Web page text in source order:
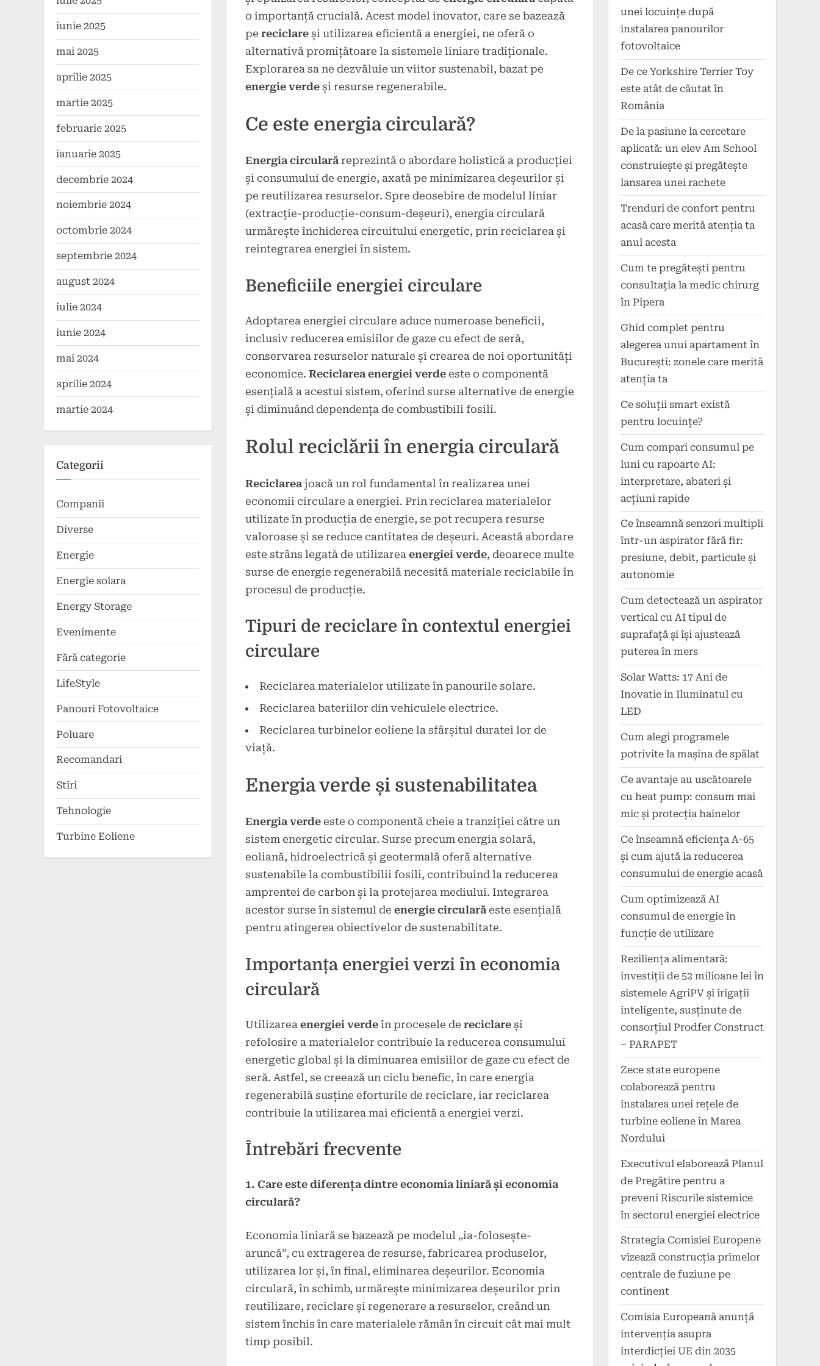
on
decembrie
2024
o importanță crucială. Acest model inovator, care se bazează
pe reciclare și utilizarea eficientă a energiei, ne oferă o
alternativă promițătoare la sistemele liniare tradiționale.
Explorarea sa ne dezvăluie un viitor sustenabil, bazat pe
energie verde și resurse regenerabile.
Ce este energia circulară?
Energia circulară reprezintă o abordare holistică a producției
și consumului de energie, axată pe minimizarea deșeurilor și
pe reutilizarea resurselor. Spre deosebire de modelul liniar
(extracție-producție-consum-deșeuri), energia circulară
urmărește închiderea circuitului energetic, prin reciclarea și
reintegrarea energiei în sistem.
Beneficiile energiei circulare
Adoptarea energiei circulare aduce numeroase beneficii,
inclusiv reducerea emisiilor de gaze cu efect de seră,
conservarea resurselor naturale și crearea de noi oportunități
economice. Reciclarea energiei verde este o componentă
esențială a acestui sistem, oferind surse alternative de energie
și diminuând dependența de combustibili fosili.
Rolul reciclării în energia circulară
Reciclarea joacă un rol fundamental în realizarea unei
economii circulare a energiei. Prin reciclarea materialelor
utilizate în producția de energie, se pot recupera resurse
valoroase și se reduce cantitatea de deșeuri. Această abordare
este strâns legată de utilizarea energiei verde, deoarece multe
surse de energie regenerabilă necesită materiale reciclabile în
procesul de producție.
Tipuri de reciclare în contextul energiei
circulare
Reciclarea materialelor utilizate în panourile solare.
Reciclarea bateriilor din vehiculele electrice.
Reciclarea turbinelor eoliene la sfârșitul duratei lor de
viață.
Energia verde și sustenabilitatea
Energia verde este o componentă cheie a tranziției către un
sistem energetic circular. Surse precum energia solară,
eoliană, hidroelectrică și geotermală oferă alternative
sustenabile la combustibilii fosili, contribuind la reducerea
amprentei de carbon și la protejarea mediului. Integrarea
acestor surse în sistemul de energie circulară este esențială
pentru atingerea obiectivelor de sustenabilitate.
Importanța energiei verzi în economia
circulară
Utilizarea energiei verde în procesele de reciclare și
refolosire a materialelor contribuie la reducerea consumului
energetic global și la diminuarea emisiilor de gaze cu efect de
seră. Astfel, se creează un ciclu benefic, în care energia
regenerabilă susține eforturile de reciclare, iar reciclarea
contribuie la utilizarea mai eficientă a energiei verzi.
Întrebări frecvente
1. Care este diferența dintre economia liniară și economia
circulară?
Economia liniară se bazează pe modelul „ia-folosește-
aruncă”, cu extragerea de resurse, fabricarea produselor,
utilizarea lor și, în final, eliminarea deșeurilor. Economia
circulară, în schimb, urmărește minimizarea deșeurilor prin
reutilizare, reciclare și regenerare a resurselor, creând un
sistem închis în care materialele rămân în circuit cât mai mult
timp posibil.
iunie 2025
mai 2025
aprilie 2025
martie 2025
februarie 2025
ianuarie 2025
decembrie 2024
noiembrie 2024
octombrie 2024
septembrie 2024
august 2024
iulie 2024
iunie 2024
mai 2024
aprilie 2024
martie 2024
Categorii
Companii
Diverse
Energie
Energie solara
Energy Storage
Evenimente
Fără categorie
LifeStyle
Panouri Fotovoltaice
Poluare
Recomandari
Stiri
Tehnologie
Turbine Eoliene
unei locuințe după
instalarea panourilor
fotovoltaice
De ce Yorkshire Terrier Toy
este atât de căutat în
România
De la pasiune la cercetare
aplicată: un elev Am School
construiește și pregătește
lansarea unei rachete
Trenduri de confort pentru
acasă care merită atenția ta
anul acesta
Cum te pregătești pentru
consultația la medic chirurg
în Pipera
Ghid complet pentru
alegerea unui apartament în
București: zonele care merită
atenția ta
Ce soluții smart există
pentru locuințe?
Cum compari consumul pe
luni cu rapoarte AI:
interpretare, abateri și
acțiuni rapide
Ce înseamnă senzori multipli
într-un aspirator fără fir:
presiune, debit, particule și
autonomie
Cum detectează un aspirator
vertical cu AI tipul de
suprafață și își ajustează
puterea în mers
Solar Watts: 17 Ani de
Inovatie in Iluminatul cu
LED
Cum alegi programele
potrivite la mașina de spălat
Ce avantaje au uscătoarele
cu heat pump: consum mai
mic și protecția hainelor
Ce înseamnă eficiența A-65
și cum ajută la reducerea
consumului de energie acasă
Cum optimizează AI
consumul de energie în
funcție de utilizare
Reziliența alimentară:
investiții de 52 milioane lei în
sistemele AgriPV și irigații
inteligente, susținute de
consorțiul Prodfer Construct
– PARAPET
Zece state europene
colaborează pentru
instalarea unei rețele de
turbine eoliene în Marea
Nordului
Executivul elaborează Planul
de Pregătire pentru a
preveni Riscurile sistemice
în sectorul energiei electrice
Strategia Comisiei Europene
vizează construcția primelor
centrale de fuziune pe
continent
Comisia Europeană anunță
intervenția asupra
interdicției UE din 2035